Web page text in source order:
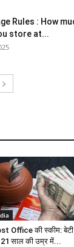
Rules : How
store at...
Office की स्कीम: बेटी
साल की उम्र में...